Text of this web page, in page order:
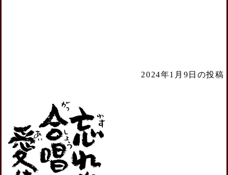
2024年1月9日の投稿